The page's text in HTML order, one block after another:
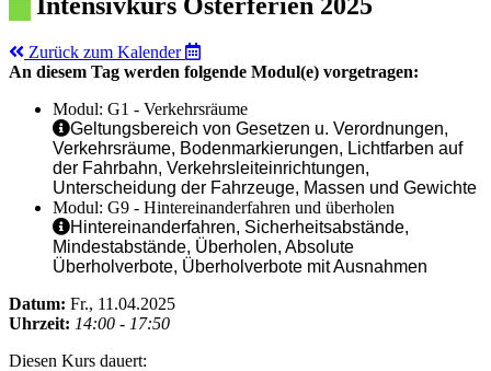
Zurück zum Kalender
An diesem Tag werden folgende Modul(e) vorgetragen:
Modul: G1 - Verkehrsräume
Geltungsbereich von Gesetzen u. Verordnungen,
Verkehrsräume, Bodenmarkierungen, Lichtfarben auf
der Fahrbahn, Verkehrsleiteinrichtungen,
Unterscheidung der Fahrzeuge, Massen und Gewichte
Modul: G9 - Hintereinanderfahren und überholen
Hintereinanderfahren, Sicherheitsabstände,
Mindestabstände, Überholen, Absolute
Überholverbote, Überholverbote mit Ausnahmen
Datum: Fr., 11.04.2025
Uhrzeit: 14:00 - 17:50
Diesen Kurs dauert: